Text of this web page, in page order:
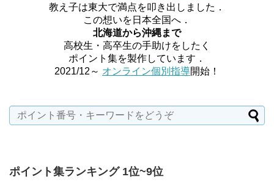
教え子は東大で満点を叩き出しました．
この想いを日本全国へ．
北海道から沖縄まで
高校生・高卒生の手助けをしたく
ポイント集を製作しています．
2021/12～ オンライン個別指導開始！
ポイント集ランキング 1位~9位